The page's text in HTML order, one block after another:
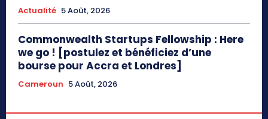
Actualité 5 Août, 2026
Commonwealth Startups Fellowship : Here
we go ! [postulez et bénéficiez d’une
bourse pour Accra et Londres]
Cameroun 5 Août, 2026